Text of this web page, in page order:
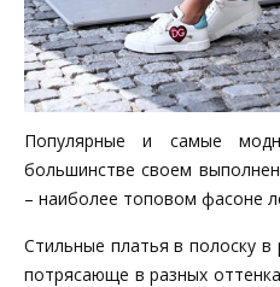
Популярные и самые
большинстве своем
– наиболее топовом фасоне
Стильные платья в полоску
потрясающе в разных